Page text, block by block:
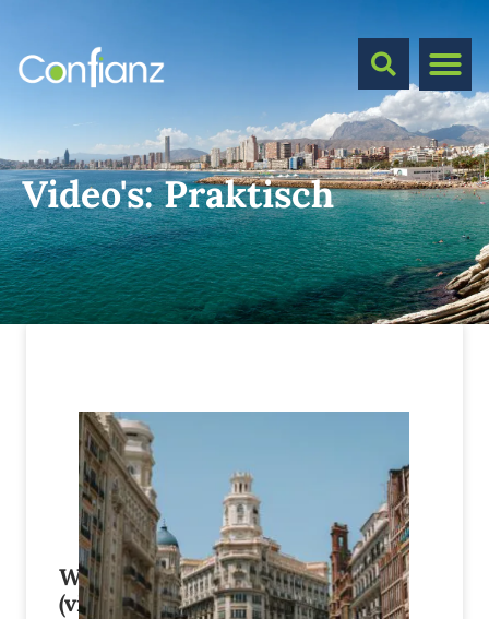
Video's:Praktisch
Wat is de padrón in Spanje?
(video)